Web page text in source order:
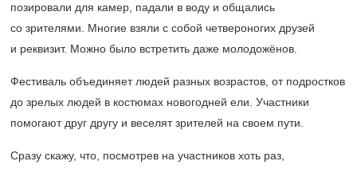
позировали для камер, падали в воду и общались
со зрителями. Многие взяли с собой четвероногих друзей
и реквизит. Можно было встретить даже молодожёнов.
Фестиваль объединяет людей разных возрастов, от подростков
до зрелых людей в костюмах новогодней ели. Участники
помогают друг другу и веселят зрителей на своем пути.
Сразу скажу, что, посмотрев на участников хоть раз,